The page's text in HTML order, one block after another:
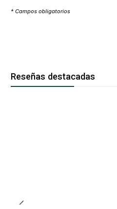
* Campos obligatorios
Reseñas destacadas